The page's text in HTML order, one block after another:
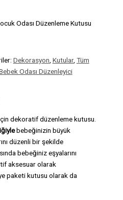
Odası Düzenleme Kutusu
Dekorasyon Kutular, Tüm
Odası Düzenleyici
dekoratif düzenleme kutusu.
bebeğinizin büyük
düzenli bir şekilde
bebeğiniz eşyalarını
aksesuar olarak
paketi kutusu olarak da